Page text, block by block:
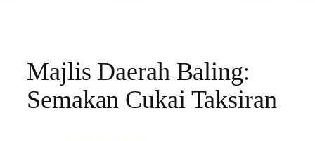
Majlis Daerah Baling:
Semakan Cukai Taksiran